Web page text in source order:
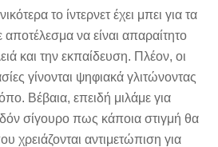
το ίντερνετ έχει μπει για τα
να είναι απαραίτητο
και την εκπαίδευση. Πλέον, οι
γίνονται ψηφιακά γλιτώνοντας
Βέβαια, επειδή μιλάμε για
σίγουρο πως κάποια στιγμή θα
χρειάζονται αντιμετώπιση για